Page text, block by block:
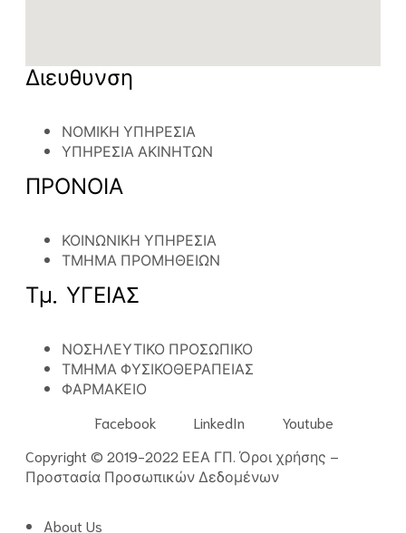
Διευθυνση
ΝΟΜΙΚΗ ΥΠΗΡΕΣΙΑ
ΥΠΗΡΕΣΙΑ ΑΚΙΝΗΤΩΝ
ΠΡΟΝΟΙΑ
ΚΟΙΝΩΝΙΚΗ ΥΠΗΡΕΣΙΑ
ΤΜΗΜΑ ΠΡΟΜΗΘΕΙΩΝ
Τμ. ΥΓΕΙΑΣ
ΝΟΣΗΛΕΥΤΙΚΟ ΠΡΟΣΩΠΙΚΟ
ΤΜΗΜΑ ΦΥΣΙΚΟΘΕΡΑΠΕΙΑΣ
ΦΑΡΜΑΚΕΙΟ
Facebook
LinkedIn
Youtube
Copyright © 2019-2022 ΕΕΑ ΓΠ. Όροι χρήσης –
Προστασία Προσωπικών Δεδομένων
About Us